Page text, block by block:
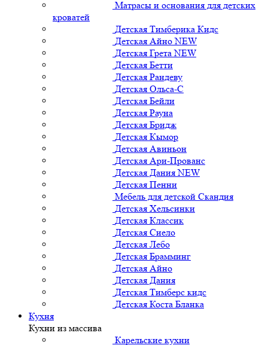
Матрасы и основания для детских
кроватей
Детская Тимберика Кидс
Детская Айно NEW
Детская Грета NEW
Детская Бетти
Детская Рандеву
Детская Ольса-С
Детская Бейли
Детская Рауна
Детская Бридж
Детская Кымор
Детская Авиньон
Детская Ари-Прованс
Детская Дания NEW
Детская Пенни
Мебель для детской Скандия
Детская Хельсинки
Детская Классик
Детская Сиело
Детская Лебо
Детская Брамминг
Детская Айно
Детская Дания
Детская Тимберс кидс
Детская Коста Бланка
Кухня
Кухни из массива
Карельские кухни